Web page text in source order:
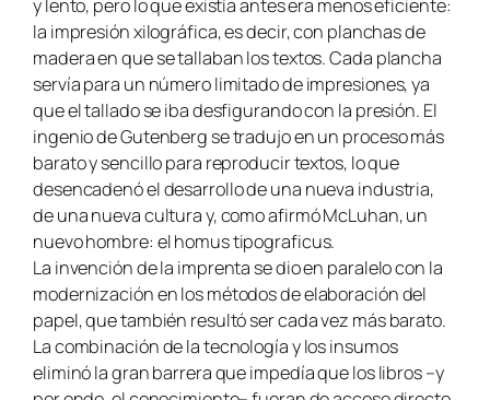
y lento, pero lo que existía antes era menos eficiente:
la impresión xilográfica, es decir, con planchas de
madera en que se tallaban los textos. Cada plancha
servía para un número limitado de impresiones, ya
que el tallado se iba desfigurando con la presión. El
ingenio de Gutenberg se tradujo en un proceso más
barato y sencillo para reproducir textos, lo que
desencadenó el desarrollo de una nueva industria,
de una nueva cultura y, como afirmó McLuhan, un
nuevo hombre: el homus tipograficus.
La invención de la imprenta se dio en paralelo con la
modernización en los métodos de elaboración del
papel, que también resultó ser cada vez más barato.
La combinación de la tecnología y los insumos
eliminó la gran barrera que impedía que los libros –y